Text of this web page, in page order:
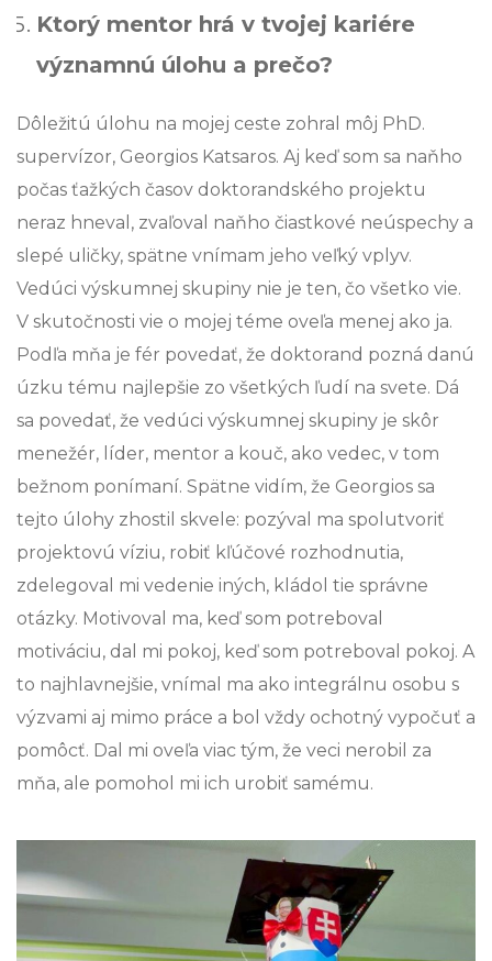
Ktorý mentor hrá v tvojej kariére
významnú úlohu a prečo?
Dôležitú úlohu na mojej ceste zohral môj PhD.
supervízor, Georgios Katsaros. Aj keď som sa naňho
počas ťažkých časov doktorandského projektu
neraz hneval, zvaľoval naňho čiastkové neúspechy a
slepé uličky, spätne vnímam jeho veľký vplyv.
Vedúci výskumnej skupiny nie je ten, čo všetko vie.
V skutočnosti vie o mojej téme oveľa menej ako ja.
Podľa mňa je fér povedať, že doktorand pozná danú
úzku tému najlepšie zo všetkých ľudí na svete. Dá
sa povedať, že vedúci výskumnej skupiny je skôr
menežér, líder, mentor a kouč, ako vedec, v tom
bežnom ponímaní. Spätne vidím, že Georgios sa
tejto úlohy zhostil skvele: pozýval ma spolutvoriť
projektovú víziu, robiť kľúčové rozhodnutia,
zdelegoval mi vedenie iných, kládol tie správne
otázky. Motivoval ma, keď som potreboval
motiváciu, dal mi pokoj, keď som potreboval pokoj. A
to najhlavnejšie, vnímal ma ako integrálnu osobu s
výzvami aj mimo práce a bol vždy ochotný vypočuť a
pomôcť. Dal mi oveľa viac tým, že veci nerobil za
mňa, ale pomohol mi ich urobiť samému.